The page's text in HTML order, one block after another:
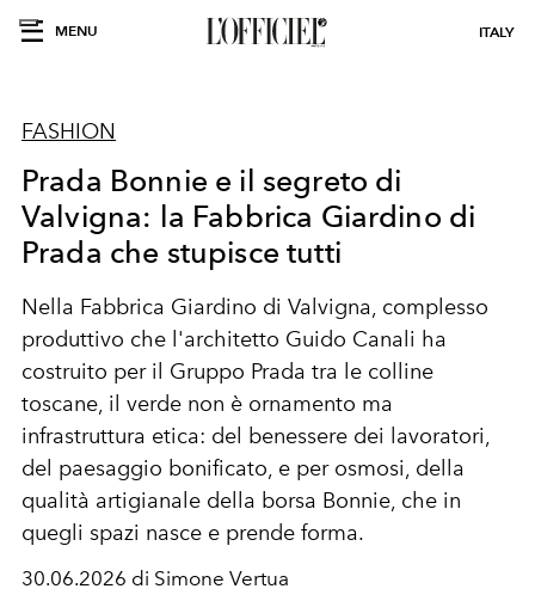
MENU ITALY
FASHION
Prada Bonnie e il segreto di
Valvigna: la Fabbrica Giardino di
Prada che stupisce tutti
Nella Fabbrica Giardino di Valvigna, complesso
produttivo che l'architetto Guido Canali ha
costruito per il Gruppo Prada tra le colline
toscane, il verde non è ornamento ma
infrastruttura etica: del benessere dei lavoratori,
del paesaggio bonificato, e per osmosi, della
qualità artigianale della borsa Bonnie, che in
quegli spazi nasce e prende forma.
30.06.2026 di Simone Vertua